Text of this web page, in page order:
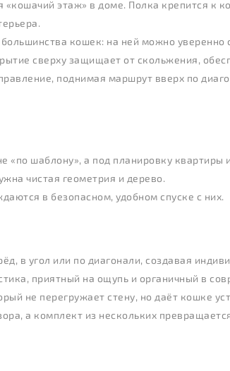
этаж» в доме. Полка крепится к
кошек: на ней можно уверенно
сверху защищает от скольжения,
поднимая маршрут вверх по
«по шаблону», а под планировку квартиры
чистая геометрия и дерево.
в безопасном, удобном спуске с них.
в угол или по диагонали, создавая
приятный на ощупь и органичный в
не перегружает стену, но даёт кошке
а комплект из нескольких